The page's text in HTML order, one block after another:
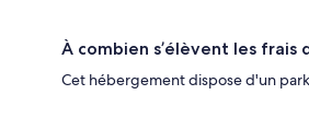
À combien s’élèvent les frais
Cet hébergement dispose d'un